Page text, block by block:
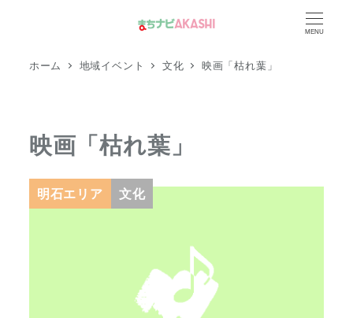
MENU
ホーム 地域イベント 文化 映画「枯れ葉」
映画「枯れ葉」
明石エリア 文化